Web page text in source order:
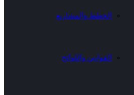
الخطط والمشاريع
القوانين واللوائح